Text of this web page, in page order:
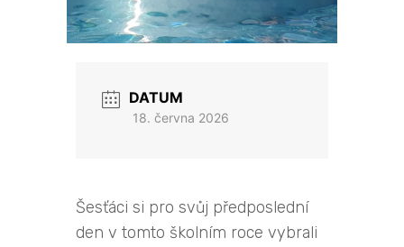
DATUM
18. června 2026
Šesťáci si pro svůj předposlední
den v tomto školním roce vybrali